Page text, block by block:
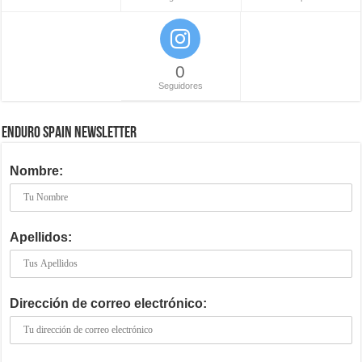
0
Seguidores
ENDURO SPAIN NEWSLETTER
Nombre:
Apellidos:
Dirección de correo electrónico: